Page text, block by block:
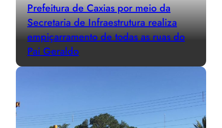
Prefeitura de Caxias por meio da
Secretaria de Infraestrutura realiza
empiçarramento de todas as ruas do
Pai Geraldo